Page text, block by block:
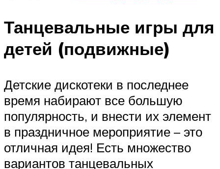
Танцевальные игры для
детей (подвижные)
Детские дискотеки в последнее
время набирают все большую
популярность, и внести их элемент
в праздничное мероприятие – это
отличная идея! Есть множество
вариантов танцевальных